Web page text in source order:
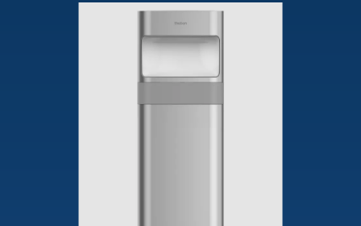
Solutions OEM